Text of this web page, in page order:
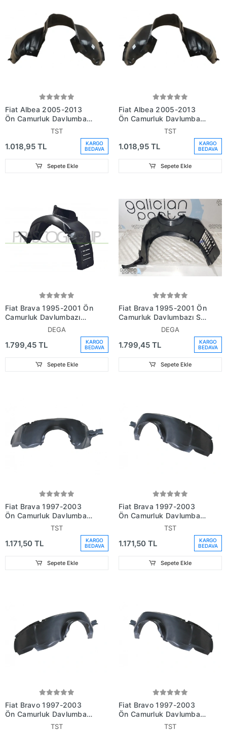
Fiat Albea 2005-2013
Ön Çamurluk Davlumbazı
Sağ (Oem No: 51811197)
TST
1.018,95 TL
KARGO
BEDAVA
Sepete Ekle
Fiat Albea 2005-2013
Ön Çamurluk Davlumbazı
Sol (Oem No: 51865464)
TST
1.018,95 TL
KARGO
BEDAVA
Sepete Ekle
Fiat Brava 1995-2001 Ön
Çamurluk Davlumbazı
Sağ (Oem No:DEGA
1.799,45 TL
KARGO
BEDAVA
Sepete Ekle
Fiat Brava 1995-2001 Ön
Çamurluk Davlumbazı Sol
(Oem No: 46405521)
DEGA
1.799,45 TL
KARGO
BEDAVA
Sepete Ekle
Fiat Brava 1997-2003
Ön Çamurluk Davlumbazı
Sağ 2 Parça (Adet) (Oem
TST
1.171,50 TL
KARGO
BEDAVA
Sepete Ekle
Fiat Brava 1997-2003
Ön Çamurluk Davlumbazı
Sol 2 Parça (Adet) (Oem
TST
1.171,50 TL
KARGO
BEDAVA
Sepete Ekle
Fiat Bravo 1997-2003
Ön Çamurluk Davlumbazı
Sağ 2 Parça (Adet) (Oem
TST
Fiat Bravo 1997-2003
Ön Çamurluk Davlumbazı
Sol 2 Parça (Adet) (Oem
TST